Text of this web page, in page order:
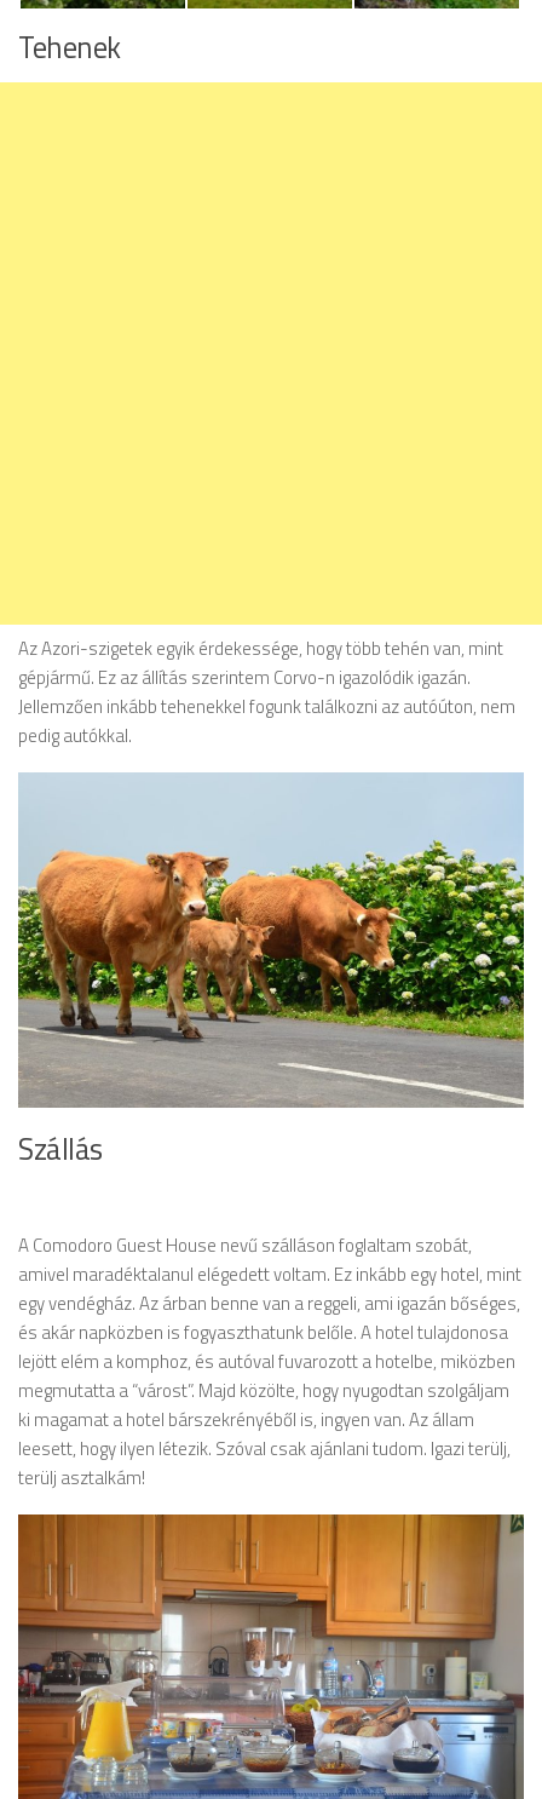
Tehenek
Az Azori-szigetek egyik érdekessége, hogy több tehén van, mint
gépjármű. Ez az állítás szerintem Corvo-n igazolódik igazán.
Jellemzően inkább tehenekkel fogunk találkozni az autóúton, nem
pedig autókkal.
Szállás
A Comodoro Guest House nevű szálláson foglaltam szobát,
amivel maradéktalanul elégedett voltam. Ez inkább egy hotel, mint
egy vendégház. Az árban benne van a reggeli, ami igazán bőséges,
és akár napközben is fogyaszthatunk belőle. A hotel tulajdonosa
lejött elém a komphoz, és autóval fuvarozott a hotelbe, miközben
megmutatta a “várost”. Majd közölte, hogy nyugodtan szolgáljam
ki magamat a hotel bárszekrényéből is, ingyen van. Az állam
leesett, hogy ilyen létezik. Szóval csak ajánlani tudom. Igazi terülj,
terülj asztalkám!